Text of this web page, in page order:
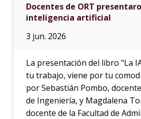
Docentes de ORT
inteligencia artificial
3 jun. 2026
La presentación del libro "La
tu trabajo, viene por tu
por Sebastián Pombo,
de Ingeniería, y Magdalena
docente de la Facultad de